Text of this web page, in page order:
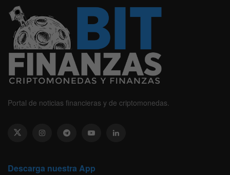
Portal de noticias financieras y de criptomonedas.
Descarga nuestra App